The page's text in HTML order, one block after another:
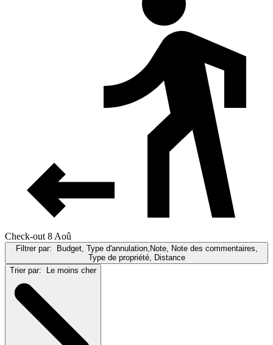
Check-out 8 Aoû
Filtrer par:
Budget, Type d'annulation,Note, Note des commentaires,
Type de propriété, Distance
Trier par:
Le moins cher